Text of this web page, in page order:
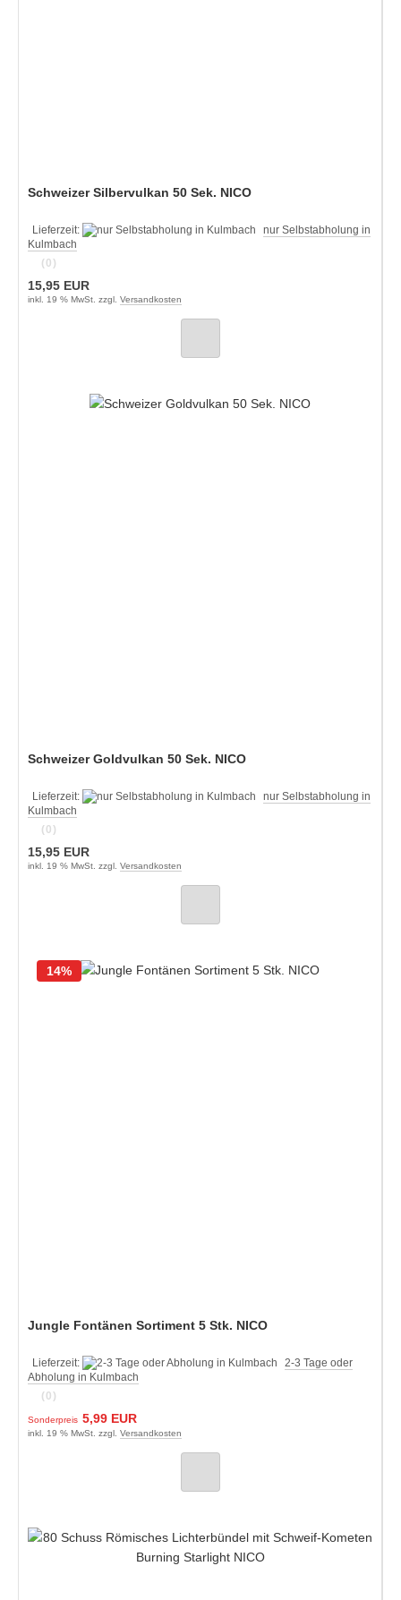
Schweizer Silbervulkan 50 Sek. NICO
Lieferzeit:
nur Selbstabholung in
Kulmbach
(0)
15,95 EUR
inkl. 19 % MwSt. zzgl. Versandkosten
Schweizer Goldvulkan 50 Sek. NICO
Lieferzeit:
nur Selbstabholung in
Kulmbach
(0)
15,95 EUR
inkl. 19 % MwSt. zzgl. Versandkosten
Jungle Fontänen Sortiment 5 Stk. NICO
Lieferzeit:
2-3 Tage oder
Abholung in Kulmbach
(0)
Sonderpreis 5,99 EUR
14%
inkl. 19 % MwSt. zzgl. Versandkosten